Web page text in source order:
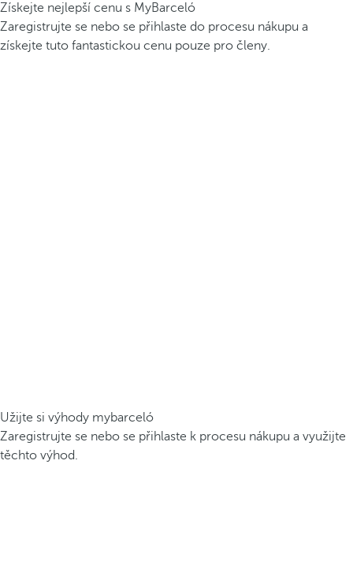
Získejte nejlepší cenu s MyBarceló
Zaregistrujte se nebo se přihlaste do procesu nákupu a
získejte tuto fantastickou cenu pouze pro členy.
Užijte si výhody mybarceló
Zaregistrujte se nebo se přihlaste k procesu nákupu a využijte
těchto výhod.